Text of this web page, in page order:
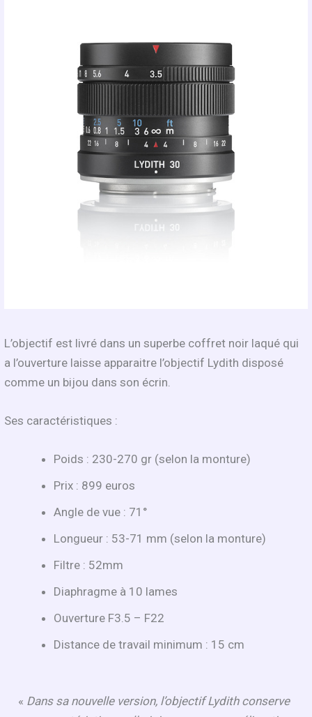
L’objectif est livré dans un superbe coffret noir laqué qui
a l’ouverture laisse apparaitre l’objectif Lydith disposé
comme un bijou dans son écrin.
Ses caractéristiques :
Poids : 230-270 gr (selon la monture)
Prix : 899 euros
Angle de vue : 71°
Longueur : 53-71 mm (selon la monture)
Filtre : 52mm
Diaphragme à 10 lames
Ouverture F3.5 – F22
Distance de travail minimum : 15 cm
« Dans sa nouvelle version, l’objectif Lydith conserve